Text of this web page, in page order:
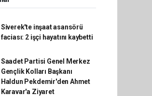
Siverek'te inşaat asansörü
faciası: 2 işçi hayatını kaybetti
Saadet Partisi Genel Merkez
Gençlik Kolları Başkanı
Haldun Pekdemir'den Ahmet
Karavar'a Ziyaret